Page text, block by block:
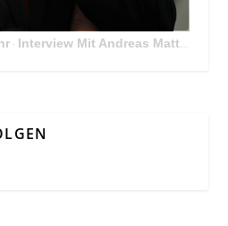
· Interview Mit Andreas Matthä, CEO der ÖBB Holding